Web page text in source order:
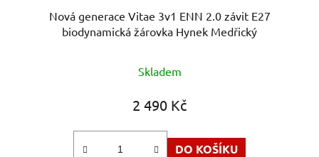
Nová generace Vitae 3v1 ENN 2.0 závit E27
biodynamická žárovka Hynek Medřický
hodnocení
produktu
5,0
Skladem
2 490 Kč
DO KOŠÍKU